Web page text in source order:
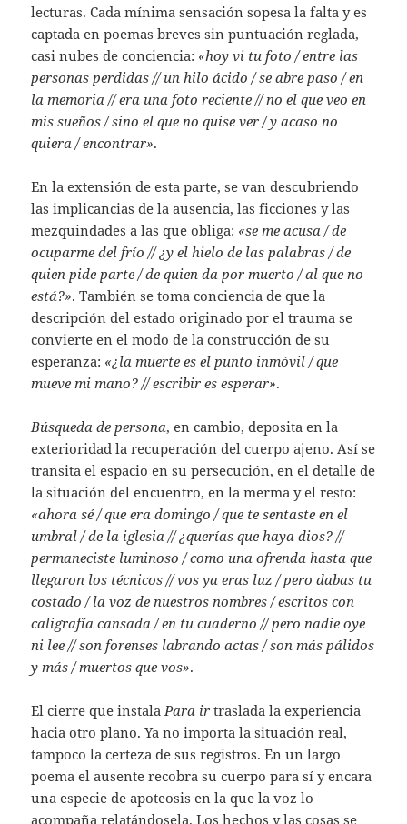
lecturas. Cada mínima sensación sopesa la falta y es
captada en poemas breves sin puntuación reglada,
casi nubes de conciencia: «hoy vi tu foto / entre las
personas perdidas // un hilo ácido / se abre paso / en
la memoria // era una foto reciente // no el que veo en
mis sueños / sino el que no quise ver / y acaso no
quiera / encontrar».
En la extensión de esta parte, se van descubriendo
las implicancias de la ausencia, las ficciones y las
mezquindades a las que obliga: «se me acusa / de
ocuparme del frío // ¿y el hielo de las palabras / de
quien pide parte / de quien da por muerto / al que no
está?». También se toma conciencia de que la
descripción del estado originado por el trauma se
convierte en el modo de la construcción de su
esperanza: «¿la muerte es el punto inmóvil / que
mueve mi mano? // escribir es esperar».
Búsqueda de persona, en cambio, deposita en la
exterioridad la recuperación del cuerpo ajeno. Así se
transita el espacio en su persecución, en el detalle de
la situación del encuentro, en la merma y el resto:
«ahora sé / que era domingo / que te sentaste en el
umbral / de la iglesia // ¿querías que haya dios? //
permaneciste luminoso / como una ofrenda hasta que
llegaron los técnicos // vos ya eras luz / pero dabas tu
costado / la voz de nuestros nombres / escritos con
caligrafía cansada / en tu cuaderno // pero nadie oye
ni lee // son forenses labrando actas / son más pálidos
y más / muertos que vos».
El cierre que instala Para ir traslada la experiencia
hacia otro plano. Ya no importa la situación real,
tampoco la certeza de sus registros. En un largo
poema el ausente recobra su cuerpo para sí y encara
una especie de apoteosis en la que la voz lo
acompaña relatándosela. Los hechos y las cosas se